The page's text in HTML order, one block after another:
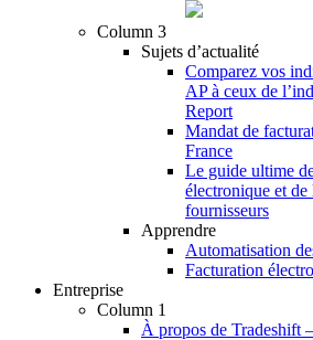
Column 3
Sujets d’actualité
Comparez vos
AP à ceux de
Report
Mandat de
France
Le guide ultime
électronique et de
fournisseurs
Apprendre
Automatisation
Facturation
Entreprise
Column 1
À propos de Tradeshift